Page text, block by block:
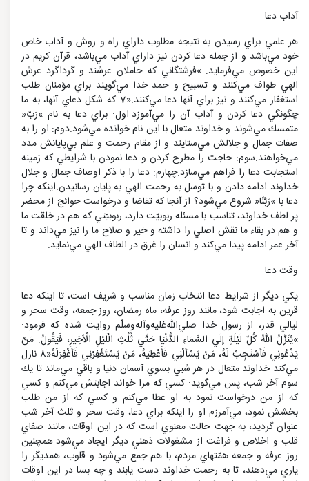
آداب دعا
هر علمي براي رسيدن به نتيجه مطلوب داراي راه و روش و آداب خاص
خود مي‌باشد و از جمله دعا كردن نيز داراي آداب مي‌باشد، قرآن كريم در
اين خصوص مي‌فرمايد: »فرشتگاني كه حاملان عرشند و گرداگرد عرش
الهي طواف مي‌كنند و تسبيح و حمد خدا مي‌گويند براي مؤمنان طلب
استغفار مي‌كنند و نيز براي آنها دعا مي‌كنند.«7 كه شكل دعاي آنها، به ما
چگونگي دعا كردن و آداب آن را مي‌آموزد.اول: براي دعا به نام »رَبّ«
متمسك مي‌شوند و خداوند متعال با اين نام خوانده مي‌شود.دوم: او را به
صفات جمال و جلالش مي‌ستايند و از مقام رحمت و علم بي‌پايانش مدد
مي‌خواهند.سوم: حاجت را مطرح كردن و دعا نمودن با شرايطي كه زمينه
استجابت دعا را فراهم مي‌سازد.چهارم: دعا را با ذكر اوصاف جمال و جلال
خداوند ادامه دادن و با توسل به رحمت الهي به پايان رسانيدن.اينكه چرا
دعا با »رَبَّنَا« شروع مي‌شود؟ از آنجا كه تقاضا و درخواست حوائج از محضر
پر لطف خداوند، تناسب با مسئله ربوبيّت دارد، ربوبيّتي كه هم در خلقت ما
و هم در بقاء ما نقش اصلي را داشته و خير و صلاح ما را نيز مي‌داند و تا
آخر عمر ادامه پيدا مي‌كند و انسان را غرق در الطاف الهي مي‌نمايد.
وقت دعا
يكي ديگر از شرايط دعا انتخاب زمان مناسب و شريف است، تا اينكه دعا
قرين به اجابت شود، مانند روز عرفه، ماه رمضان، روز جمعه، وقت سحر و
ليالي قدر، از رسول خدا صلي‌الله‌غليه‌و‌آله‌و‌سلّم روايت شده كه فرمود:
»يُنَزَّلُ اللهُ كُلّ لَيْلَةٍ إلَي السَّمَاءِ الدُّنْيَا حَتَّي ثُلْثِ الْلَيْلِ الْاَخِيرِ، فَيَقُولُ: مَنْ
يَدْعُونِي فَأسْتَجِبْ لَهُ، مَنْ يَسْألْنِي فَأَعْطِيَهُ، مَنْ يَسْتَغْفِرْنِي فَأغْفِرَلَهُ«8 نازل
مي‌كند خداوند متعال در هر شبي بسوي آسمان دنيا و باقي مي‌ماند تا يك
سوم آخر شب، پس مي‌گويد: كسي كه مرا خواند اجابتش مي‌كنم و كسي
كه از من درخواست نمود به او عطا مي‌كنم و كسي كه از من طلب
بخشش نمود، مي‌آمرزم او را.اينكه براي دعا، وقت سحر و ثلث آخر شب
عنوان گرديد، به جهت حالت معنوي است كه در اين اوقات، مانند صفاي
قلب و اخلاص و فراغت از مشغولات ذهني ديگر ايجاد مي‌شود.همچنين
روز عرفه و جمعه همّتهاي مردم، با هم جمع مي‌شود و قلوب، همديگر را
ياري مي‌دهند، تا به رحمت خداوند دست يابند و چه بسا در اين اوقات